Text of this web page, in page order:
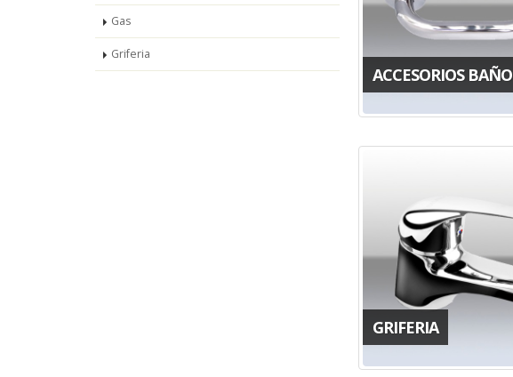
Gas
Griferia
ACCESORIOS BAÑO
GRIFERIA